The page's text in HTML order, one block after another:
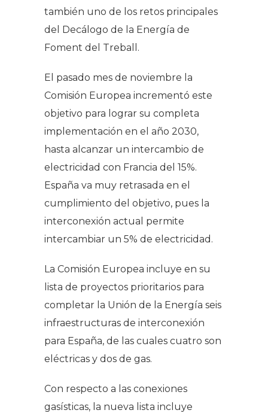
también uno de los retos principales
del Decálogo de la Energía de
Foment del Treball.
El pasado mes de noviembre la
Comisión Europea incrementó este
objetivo para lograr su completa
implementación en el año 2030,
hasta alcanzar un intercambio de
electricidad con Francia del 15%.
España va muy retrasada en el
cumplimiento del objetivo, pues la
interconexión actual permite
intercambiar un 5% de electricidad.
La Comisión Europea incluye en su
lista de proyectos prioritarios para
completar la Unión de la Energía seis
infraestructuras de interconexión
para España, de las cuales cuatro son
eléctricas y dos de gas.
Con respecto a las conexiones
gasísticas, la nueva lista incluye